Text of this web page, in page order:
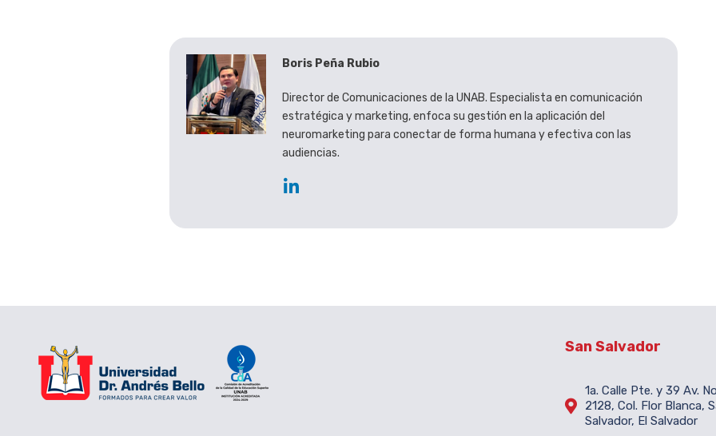
Boris Peña Rubio
Director de Comunicaciones de la UNAB. Especialista en comunicación
estratégica y marketing, enfoca su gestión en la aplicación del
neuromarketing para conectar de forma humana y efectiva con las
audiencias.
San Salvador

1a. Calle Pte. y 39 Av.
2128, Col. Flor Blanca,
Salvador, El Salvador